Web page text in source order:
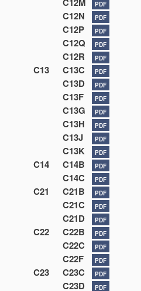
PDF
C12N PDF
C12P PDF
C12Q PDF
C12R PDF
C13 C13C PDF
C13D PDF
C13F PDF
C13G PDF
C13H PDF
C13J PDF
C13K PDF
C14 C14B PDF
C14C PDF
C21 C21B PDF
C21C PDF
C21D PDF
C22 C22B PDF
C22C PDF
C22F PDF
C23 C23C PDF
C23D PDF